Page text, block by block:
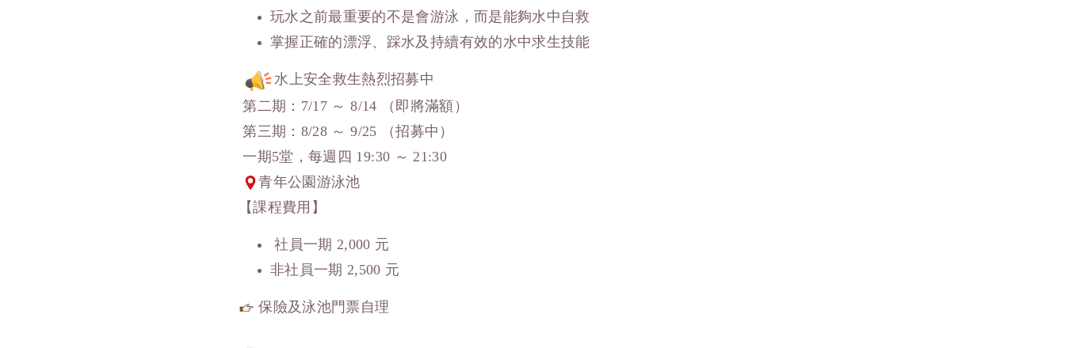
玩水之前最重要的不是會游泳，而是能夠水中自救
掌握正確的漂浮、踩水及持續有效的水中求生技能
水上安全救生熱烈招募中
第二期：7/17 ～ 8/14 （即將滿額）
第三期：8/28 ～ 9/25 （招募中）
一期5堂，每週四 19:30 ～ 21:30
青年公園游泳池
【課程費用】
社員一期 2,000 元
非社員一期 2,500 元
保險及泳池門票自理